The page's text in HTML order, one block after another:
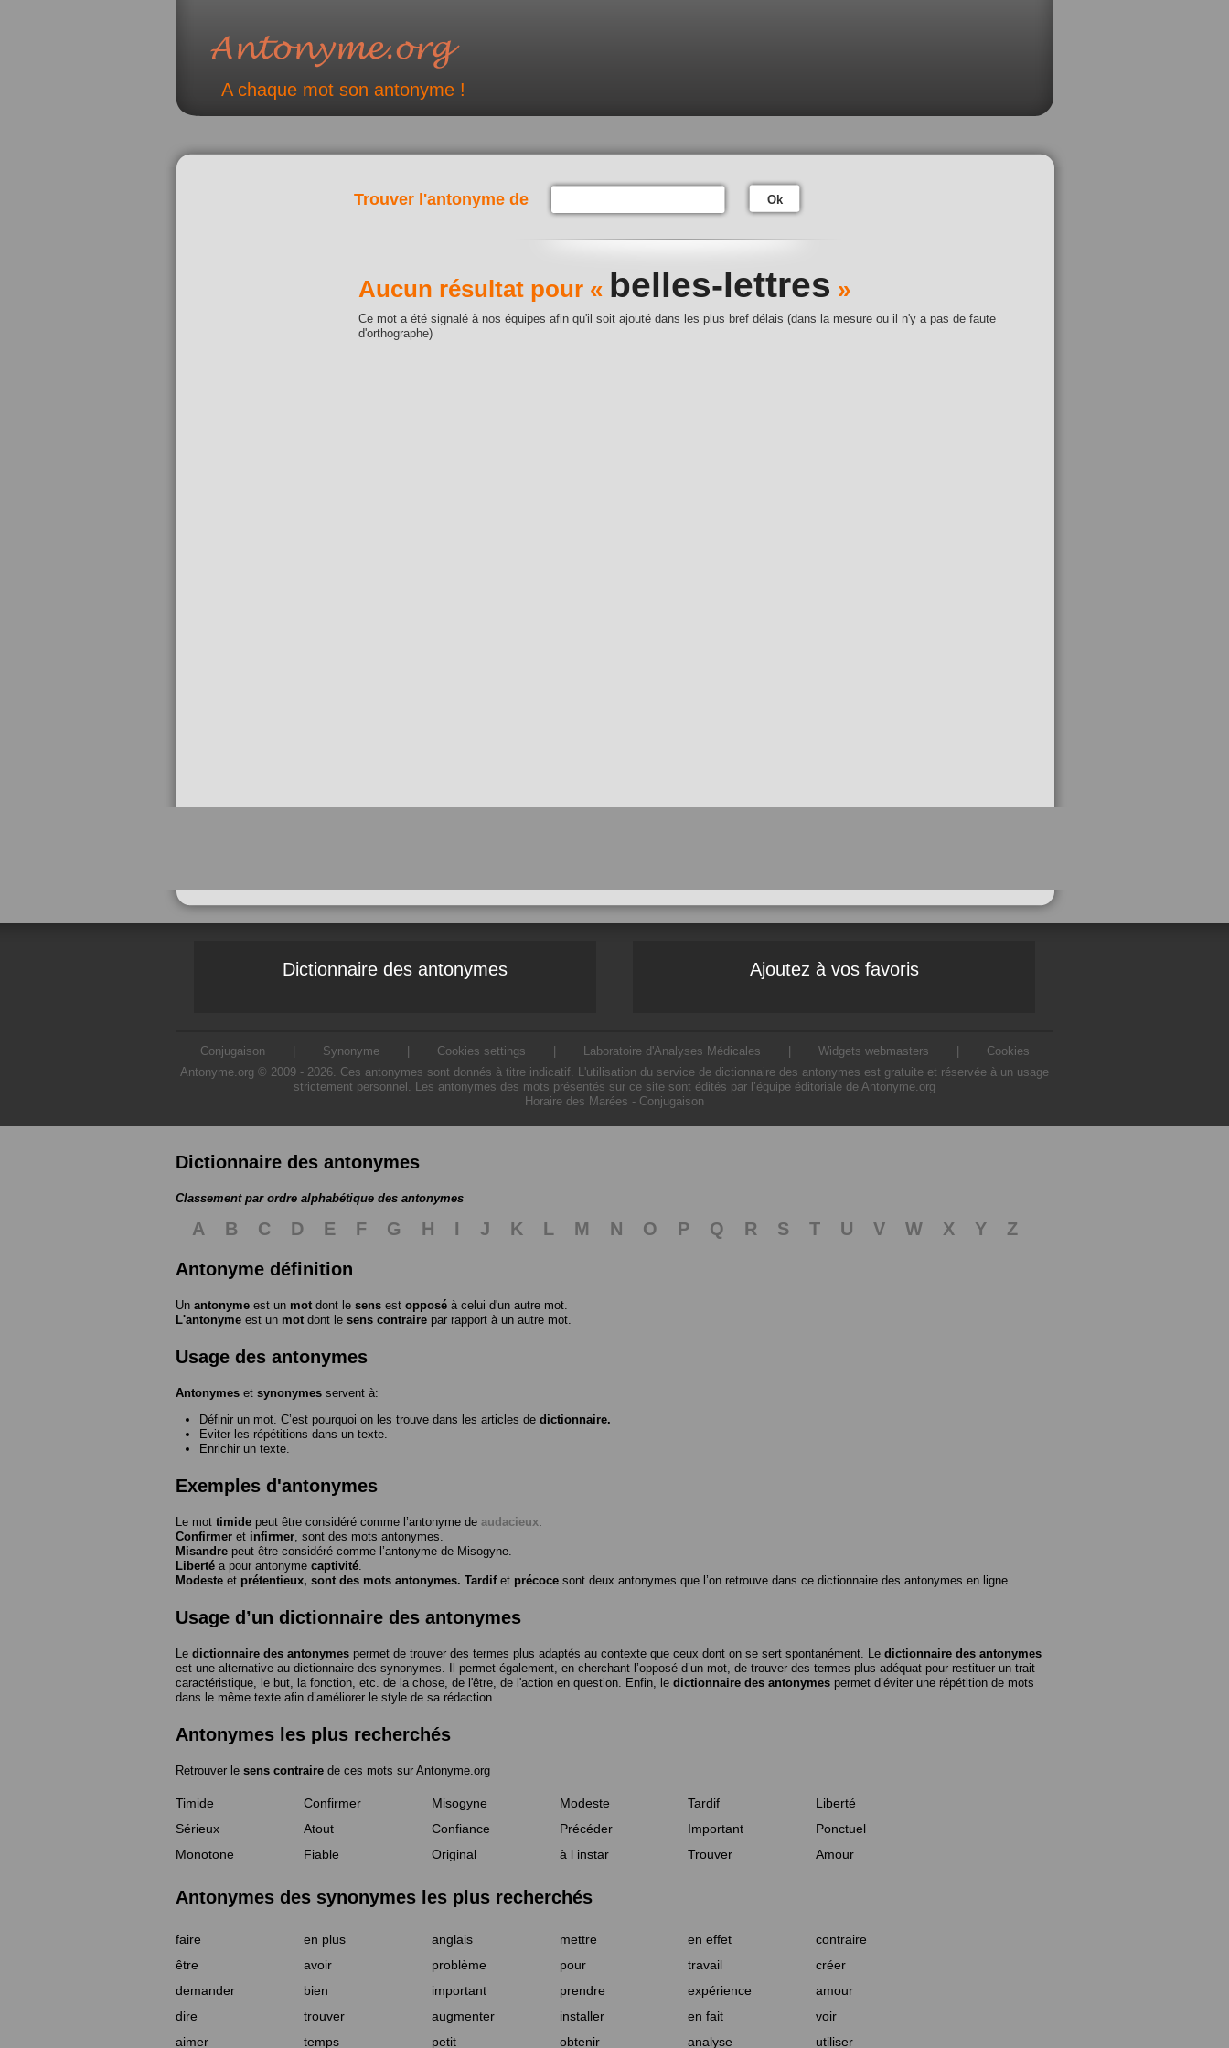
A chaque mot son antonyme !
Trouver l'antonyme de Ok
Aucun résultat pour « belles-lettres »
Ce mot a été signalé à nos équipes afin qu'il soit ajouté dans les plus bref délais (dans la mesure ou il n'y a pas de faute
d'orthographe)
Dictionnaire des antonymes Ajoutez à vos favoris
Conjugaison Synonyme Cookies settings Laboratoire d'Analyses Médicales Widgets webmasters
Cookies
Antonyme.org © 2009 - 2026. Ces antonymes sont donnés à titre indicatif. L'utilisation du service de dictionnaire des antonymes est gratuite et réservée à un usage
strictement personnel. Les antonymes des mots présentés sur ce site sont édités par l’équipe éditoriale de Antonyme.org
Horaire des Marées - Conjugaison
Dictionnaire des antonymes
Classement par ordre alphabétique des antonymes
A B C D E F G H I J K L M N O P Q R S T U V W X Y
Z
Antonyme définition
Un antonyme est un mot dont le sens est opposé à celui d'un autre mot.
L'antonyme est un mot dont le sens contraire par rapport à un autre mot.
Usage des antonymes
Antonymes et synonymes servent à:
Définir un mot. C’est pourquoi on les trouve dans les articles de dictionnaire.
Eviter les répétitions dans un texte.
Enrichir un texte.
Exemples d'antonymes
Le mot timide peut être considéré comme l’antonyme de audacieux
Confirmer et infirmer , sont des mots antonymes.
Misandre peut être considéré comme l’antonyme de Misogyne
Liberté a pour antonyme captivité
Modeste et prétentieux, sont des mots antonymes. Tardifet précoce sont deux antonymes que l’on retrouve dans ce dictionnaire des antonymes en ligne.
Usage d’un dictionnaire des antonymes
Le dictionnaire des antonymes permet de trouver des termes plus adaptés au contexte que ceux dont on se sert spontanément. Le dictionnaire des antonymes
est une alternative au dictionnaire des synonymes. Il permet également, en cherchant l’opposé d’un mot, de trouver des termes plus adéquat pour restituer un trait
caractéristique, le but, la fonction, etc. de la chose, de l'être, de l'action en question. Enfin, le dictionnaire des antonymes permet d’éviter une répétition de mots
dans le même texte afin d’améliorer le style de sa rédaction.
Antonymes les plus recherchés
Retrouver le sens contraire de ces mots sur Antonyme.org
Timide Confirmer Misogyne Modeste Tardif
Liberté
Sérieux
Atout Confiance Précéder Important
Ponctuel
Monotone
Fiable Original à l instar Trouver Amour
Antonymes des synonymes les plus recherchés
faire en plus anglais mettre en effet
contraire
être
avoir problème pour travail
créer
demander
bien important prendre expérience
amour
dire
trouver augmenter installer en fait
voir
aimer
temps petit obtenir analyse utiliser